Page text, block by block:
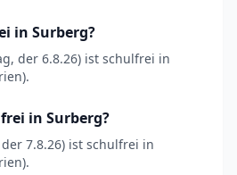
in Surberg?
der 6.8.26) ist schulfrei in
in Surberg?
7.8.26) ist schulfrei in